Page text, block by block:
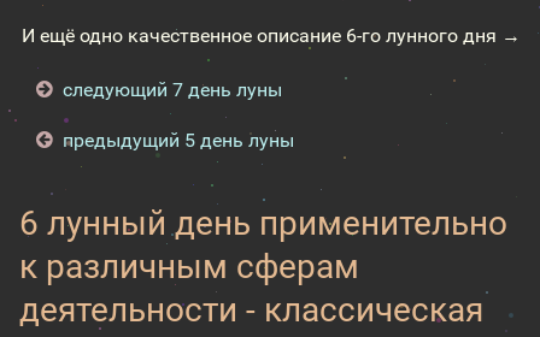
И ещё одно качественное описание 6-го лунного дня →
следующий 7 день луны
предыдущий 5 день луны
6 лунный день применительно
к различным сферам
деятельности - классическая